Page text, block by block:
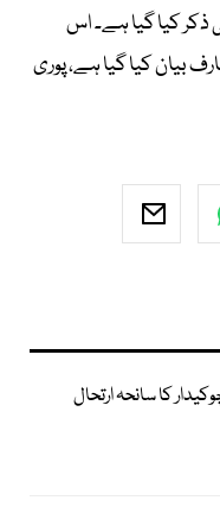
ذکر کیا گیا ہے۔ اس
بیان کیا گیا ہے، پوری
کا سانحہ ارتحال